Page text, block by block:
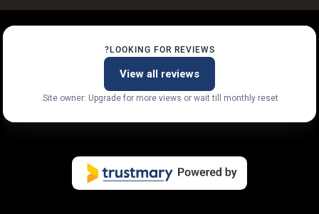
LOOKING FOR REVIEWS?
View all reviews
Site owner: Upgrade for more views or wait till monthly reset.